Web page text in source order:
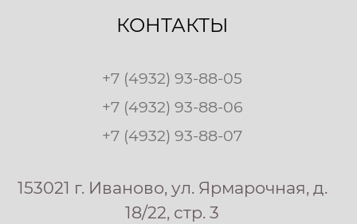
КОНТАКТЫ
+7 (4932) 93-88-05
+7 (4932) 93-88-06
+7 (4932) 93-88-07
153021 г. Иваново, ул. Ярмарочная, д.
18/22, стр. 3